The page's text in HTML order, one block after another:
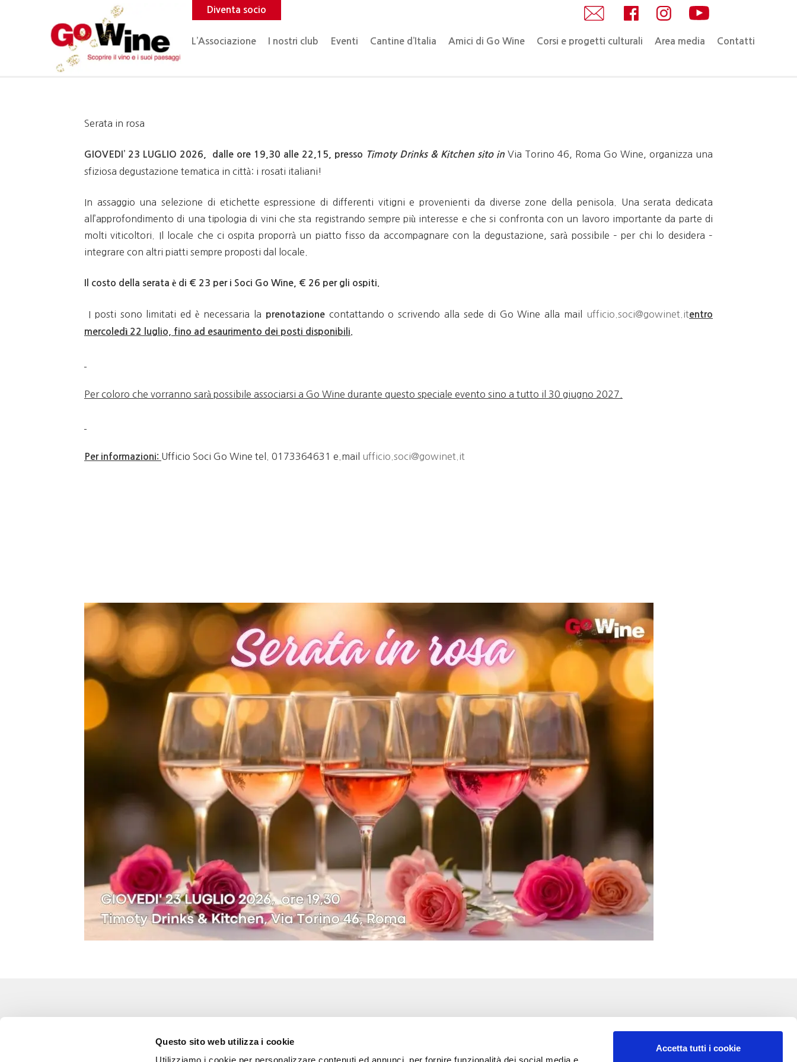
Questo sito web utilizza i cookie
Accetta tutti i cookie
Diventa socio
L’Associazione I nostri club Eventi Cantine d’Italia Amici di Go Wine Corsi e progetti culturali Area media Contatti
Serata in rosa
GIOVEDI’ 23 LUGLIO 2026, dalle ore 19,30 alle 22,15, presso Timoty Drinks & Kitchen sito in Via Torino 46, Roma Go Wine, organizza una
sfiziosa degustazione tematica in città: i rosati italiani!
In assaggio una selezione di etichette espressione di differenti vitigni e provenienti da diverse zone della penisola. Una serata dedicata
all’approfondimento di una tipologia di vini che sta registrando sempre più interesse e che si confronta con un lavoro importante da parte di
molti viticoltori. Il locale che ci ospita proporrà un piatto fisso da accompagnare con la degustazione, sarà possibile – per chi lo desidera –
integrare con altri piatti sempre proposti dal locale.
Il costo della serata è di € 23 per i Soci Go Wine, € 26 per gli ospiti.
I posti sono limitati ed è necessaria la prenotazionecontattando o scrivendo alla sede di Go Wine alla mail ufficio.soci@gowinet.itentro
mercoledì 22 luglio, fino ad esaurimento dei posti disponibili.
Per coloro che vorranno sarà possibile associarsi a Go Wine durante questo speciale evento sino a tutto il 30 giugno 2027.
Per informazioni: Ufficio Soci Go Wine tel. 0173364631 e.mail ufficio.soci@gowinet.it
Corsi e Progetti culturali L’associazione